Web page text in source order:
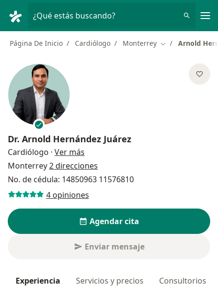
¿Qué estás buscando?
Página De Inicio Cardiólogo Monterrey Cambiar de
Arnold
Dr. Arnold Hernández Juárez
Cardiólogo · Ver más
Monterrey2 direcciones
No. de cédula: 14850963 11576810
4 opiniones
Agendar cita
Enviar mensaje
Experiencia Servicios y precios Consultorios